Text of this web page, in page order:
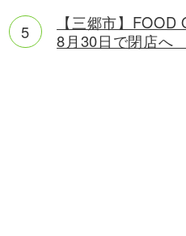
【三郷市】
8月30日で閉店へ